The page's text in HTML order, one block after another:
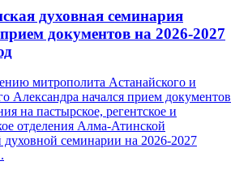
духовная семинария
документов на 2026-2027
митрополита Астанайского и
Александра начался прием документов
на пастырское, регентское и
отделения Алма-Атинской
духовной семинарии на 2026-2027